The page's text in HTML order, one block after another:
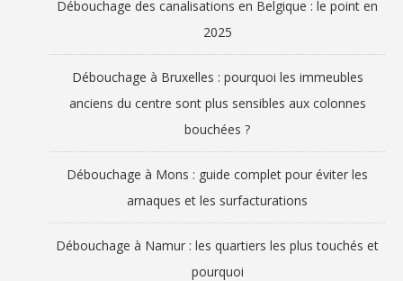
Débouchage des canalisations en Belgique : le point en
2025
Débouchage à Bruxelles : pourquoi les immeubles
anciens du centre sont plus sensibles aux colonnes
bouchées ?
Débouchage à Mons : guide complet pour éviter les
arnaques et les surfacturations
Débouchage à Namur : les quartiers les plus touchés et
pourquoi